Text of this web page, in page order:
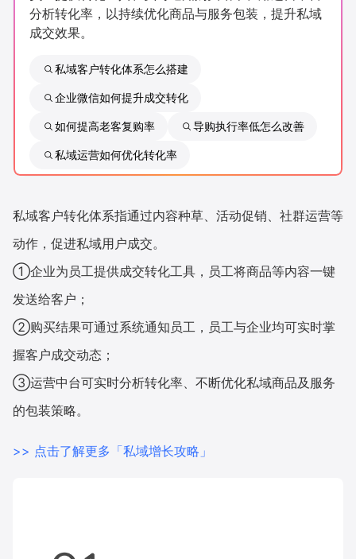
AllValue 战略合作
增长产品指南
智库 产品场景库
产品更新动态 帮助中心
行业洞察
品牌消费观 行业报告
新零售资讯
私域课程 新零售内参
增长俱乐部
分析转化率，以持续优化商品与服务包装，提升私域
成交效果。
私域客户转化体系怎么搭建
企业微信如何提升成交转化
如何提高老客复购率 导购执行率低怎么改善
私域运营如何优化转化率
私域客户转化体系指通过内容种草、活动促销、社群运营等
动作，促进私域用户成交。
①企业为员工提供成交转化工具，员工将商品等内容一键
发送给客户；
②购买结果可通过系统通知员工，员工与企业均可实时掌
握客户成交动态；
③运营中台可实时分析转化率、不断优化私域商品及服务
的包装策略。
>> 点击了解更多「私域增长攻略」